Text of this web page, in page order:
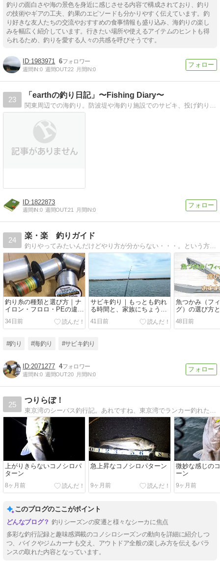
釣りの面白さや海の景色を身近に感じさせる内容で構成されており、釣り
の技術やギアの工夫、釣果のエピソードも分かりやすく伝えています。釣
り好きな友人たちの交流やおすすめの食事情報も盛り込み、海釣りの楽し
みを幅広く紹介しています。行きたい場所や使えるアイテムのヒントも得
られるため、釣りを愛する人々の共感を呼びそうです。
1983971 6
週間IN:0 週間OUT:22 月間IN:0
23
「earthの釣り日記」〜Fishing Diary〜
関東周辺での海釣り。防波堤や海釣り施設でのサビキ、投げ釣り。まずは過去の記録をまとめていきます
1822873
週間IN:0 週間OUT:21 月間IN:0
24
楽・楽 釣りガイド
釣りやってみたいんだけどやり方が分からない・・・。という方の為、自分の釣り経験・知識を生かして初心者から気軽に楽しく釣りできる情報提供しようとブログをはじめました。
釣り糸の種類と選び方｜ナ
イロン・フロロ・PEの違い
を初心者向けにわかりやす
く解説
34日前
サビキ釣り｜もっとも釣れ
る時間と、家族にちょうど
いいおすすめ時間
41日前
魚つかみ（フ
グ）の選び方
品｜初心者で
選び方を解説
48日前
#釣り #海釣り #サビキ釣り
2071277 4
週間IN:0 週間OUT:20 月間IN:0
25
つりらぼ！
上がりきらないコノシロパ
ターン
8ヶ月前
急上昇なコノシロパターン
9ヶ月前
微妙な感じの
ーン
9ヶ月前
このブログのここがポイント
釣りシーズンの変遷と様々なシーカに焦点
多彩な釣行記録と趣味感満載のコノシロシーズンの動向を詳細に紹介しつ
つ、バイクやジムカーナも交え、アウトドア全般の楽しみ方を伝えるバラ
ンスの取れた内容となっています。